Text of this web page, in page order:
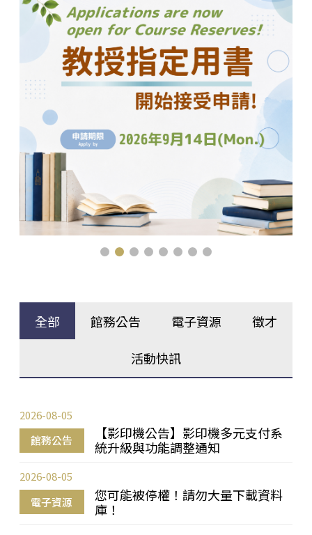
全部 館務公告 電子資源 徵才
活動快訊
館務公告
【影印機公告】影印機多元支付系
統升級與功能調整通知
2026-08-05
電子資源
您可能被停權！請勿大量下載資料
庫！
2026-08-05